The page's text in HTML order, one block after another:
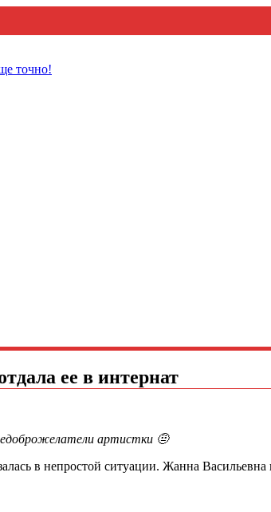
точно!
ее в интернат
артистки 🤨
в непростой ситуации. Жанна Васильевна